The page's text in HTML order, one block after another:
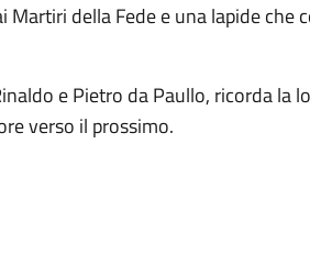
della Fede e una lapide che
e Pietro da Paullo, ricorda la
verso il prossimo.